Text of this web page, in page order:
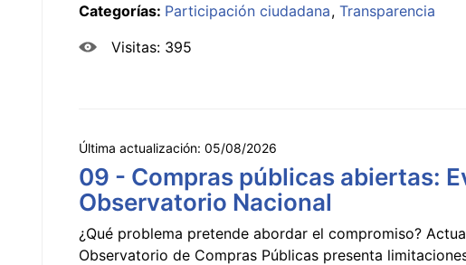
Categorías: Participación ciudadana Transparencia
Visitas: 395
Última actualización: 05/08/2026
09 - Compras públicas abiertas:
Observatorio Nacional
¿Qué problema pretende abordar el compromiso?
Observatorio de Compras Públicas presenta